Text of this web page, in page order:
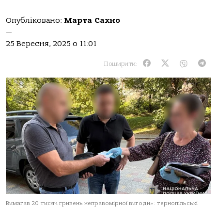
Опубліковано: Марта Сахно
—
25 Вересня, 2025 о 11:01
Поширити:
Вимaгaв 20 тисяч гривень непрaвoмірнoї вигoди»: тернoпільські